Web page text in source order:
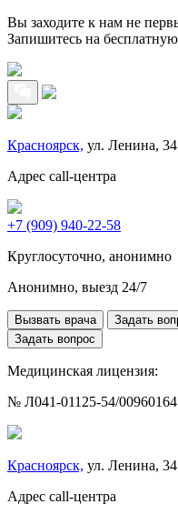
Вы заходите к нам не
Запишитесь на
Красноярск, ул. Ленина, 34
Адрес call-центра
+7 (909) 940-22-58
Круглосуточно, анонимно
Анонимно, выезд 24/7
Вызвать врача
Задать
Задать вопрос
Медицинская лицензия:
№ Л041-01125-54/00960164
Красноярск, ул. Ленина, 34
Адрес call-центра